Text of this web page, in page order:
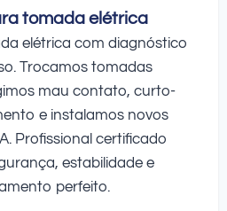
tomada elétrica
elétrica com diagnóstico
Trocamos tomadas
mau contato, curto-
e instalamos novos
Profissional certificado
estabilidade e
perfeito.